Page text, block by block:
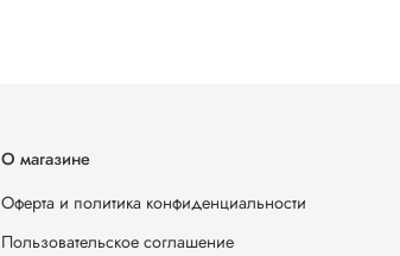
О магазине
Оферта и политика конфиденциальности
Пользовательское соглашение